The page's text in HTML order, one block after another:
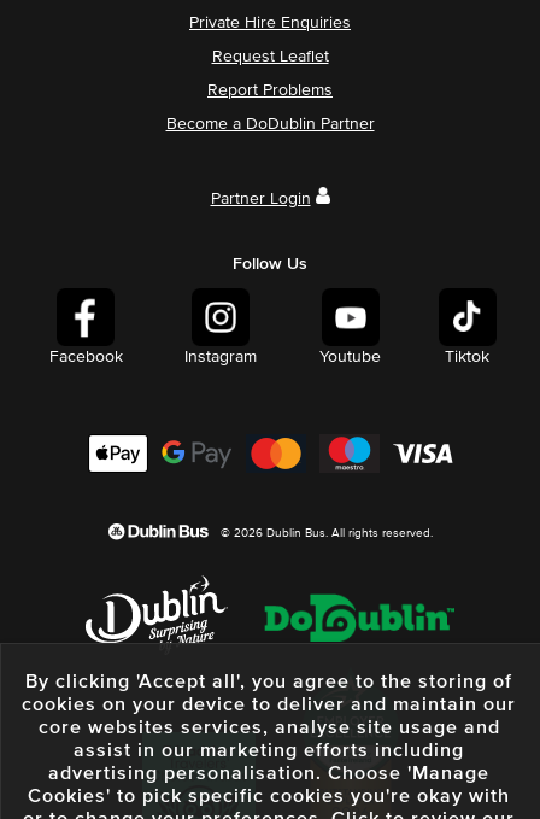
Private Hire Enquiries
Request Leaflet
Report Problems
Become a DoDublin Partner
Partner Login
Follow Us
Facebook Instagram Youtube Tiktok
© 2026 Dublin Bus. All rights reserved.
By clicking 'Accept all', you agree to the storing of
cookies on your device to deliver and maintain our
core websites services, analyse site usage and
assist in our marketing efforts including
advertising personalisation. Choose 'Manage
Cookies' to pick specific cookies you're okay with